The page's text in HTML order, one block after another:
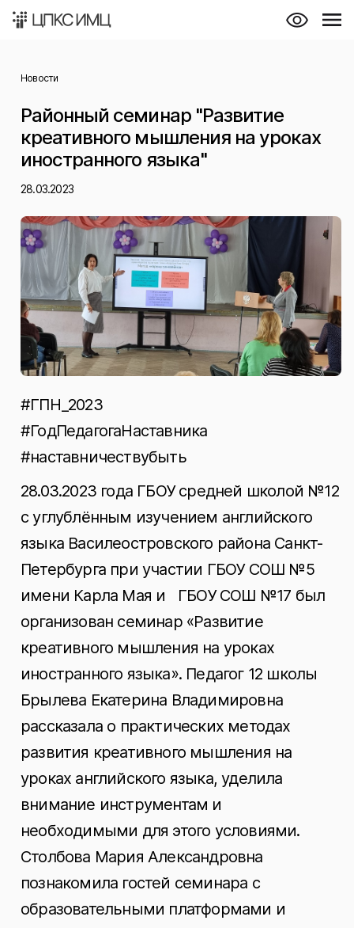
Новости
Районный семинар "Развитие
креативного мышления на уроках
иностранного языка"
28.03.2023
#ГПН_2023
#ГодПедагогаНаставника
#наставничествубыть
28.03.2023 года ГБОУ средней школой №12
с углублённым изучением английского
языка Василеостровского района Санкт-
Петербурга при участии ГБОУ СОШ №5
имени Карла Мая и ГБОУ СОШ №17 был
организован семинар «Развитие
креативного мышления на уроках
иностранного языка». Педагог 12 школы
Брылева Екатерина Владимировна
рассказала о практических методах
развития креативного мышления на
уроках английского языка, уделила
внимание инструментам и
необходимыми для этого условиями.
Столбова Мария Александровна
познакомила гостей семинара с
образовательными платформами и